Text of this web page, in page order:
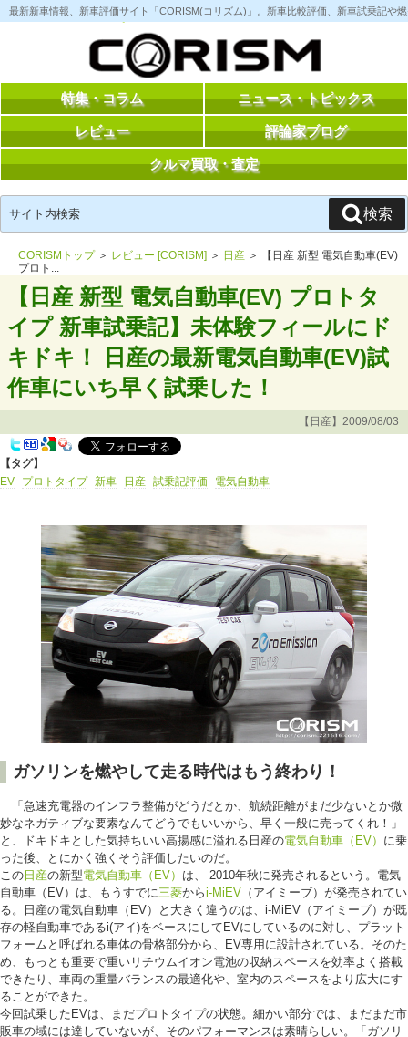
コ
ン
へ
最新新車情報、新車評価サイト「CORISM(コリズム)」。新車比較評価、新車試乗記や
特集・コラム ニュース・トピックス
レビュー 評論家ブログ
クルマ買取・査定
索:
検索
CORISMトップ＞ レビュー [CORISM] ＞ 日産 ＞ 【日産 新型 電気自動車(EV)
プロト...
【日産 新型 電気自動車(EV) プロトタ
イプ 新車試乗記】未体験フィールにド
キドキ！ 日産の最新電気自動車(EV)試
作車にいち早く試乗した！
【日産】2009/08/03
【タグ】
EV
プロトタイプ 新車 日産 試乗記評価 電気自動車
ガソリンを燃やして走る時代はもう終わり！
「急速充電器のインフラ整備がどうだとか、航続距離がまだ少ないとか微
妙なネガティブな要素なんてどうでもいいから、早く一般に売ってくれ！」
と、ドキドキとした気持ちいい高揚感に溢れる日産の電気自動車（EV） に乗
った後、とにかく強くそう評価したいのだ。
この 日産の新型電気自動車（EV） は、 2010年秋に発売されるという。電気
自動車（EV）は、もうすでに 三菱からi-MiEV （アイミーブ）が発売されてい
る。日産の電気自動車（EV）と大きく違うのは、i-MiEV（アイミーブ）が既
存の軽自動車であるi(アイ)をベースにしてEVにしているのに対し、プラット
フォームと呼ばれる車体の骨格部分から、EV専用に設計されている。そのた
め、もっとも重要で重いリチウムイオン電池の収納スペースを効率よく搭載
できたり、車両の重量バランスの最適化や、室内のスペースをより広大にす
ることができた。
今回試乗したEVは、まだプロトタイプの状態。細かい部分では、まだまだ市
販車の域には達していないが、そのパフォーマンスは素晴らしい。「ガソリ